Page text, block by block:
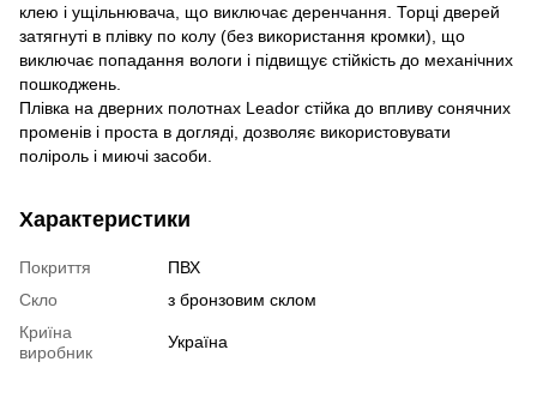
клею і ущільнювача, що виключає деренчання. Торці дверей
затягнуті в плівку по колу (без використання кромки), що
виключає попадання вологи і підвищує стійкість до механічних
пошкоджень.
Плівка на дверних полотнах Leador стійка до впливу сонячних
променів і проста в догляді, дозволяє використовувати
поліроль і миючі засоби.
Характеристики
Покриття
ПВХ
Скло
з бронзовим склом
Криїна
виробник
Україна